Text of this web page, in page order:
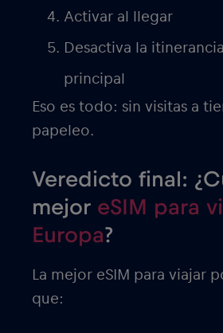
Activar al llegar
Desactiva la
principal
Eso es todo: sin visitas a
papeleo.
Veredicto final:
mejor eSIM para
Europa?
La mejor eSIM para viajar
que: